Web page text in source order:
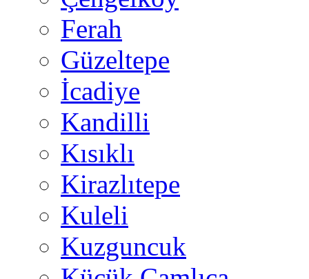
Ferah
Güzeltepe
İcadiye
Kandilli
Kısıklı
Kirazlıtepe
Kuleli
Kuzguncuk